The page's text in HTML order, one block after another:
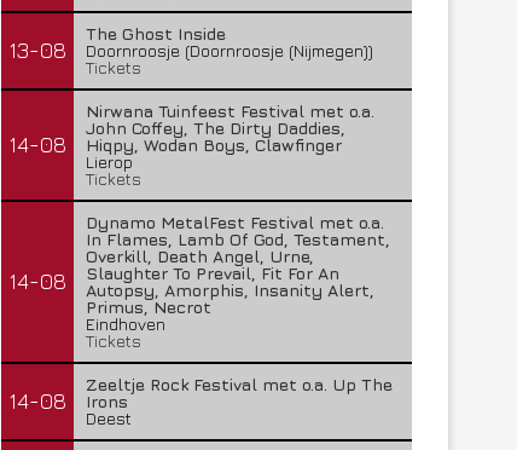
13-08
The Ghost Inside
Doornroosje (Doornroosje (Nijmegen))
Tickets
14-08
Nirwana Tuinfeest Festival met o.a.
John Coffey, The Dirty Daddies,
Hiqpy, Wodan Boys, Clawfinger
Lierop
Tickets
14-08
Dynamo MetalFest Festival met o.a.
In Flames, Lamb Of God, Testament,
Overkill, Death Angel, Urne,
Slaughter To Prevail, Fit For An
Autopsy, Amorphis, Insanity Alert,
Primus, Necrot
Eindhoven
Tickets
14-08
Zeeltje Rock Festival met o.a. Up The
Irons
Deest